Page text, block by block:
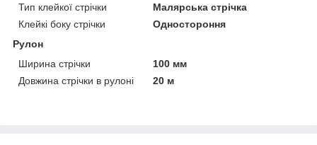
Тип клейкої стрічки
Малярська стрічка
Клейкі боку стрічки
Одностороння
Рулон
Ширина стрічки
100 мм
Довжина стрічки в рулоні
20 м